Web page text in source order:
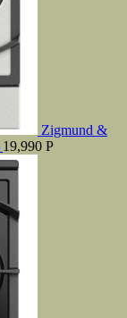
Zigmund &
19,990 Р